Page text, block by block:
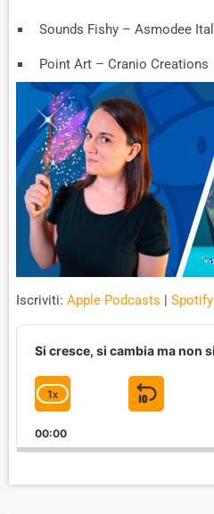
Sounds Fishy – Asmodee
Point Art – Cranio Creations
Iscriviti: Apple Podcasts | Spotify
A
a
e
Si cresce, si cambia ma non
C
A
N
E
1X
S
I
P
00:00